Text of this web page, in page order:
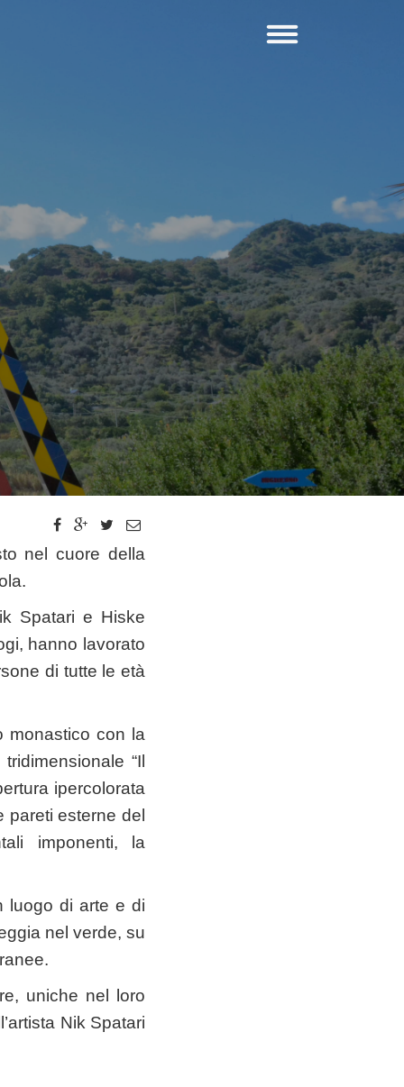
nel cuore della
Spatari e Hiske
hanno lavorato
di tutte le età
monastico con la
“Il
ipercolorata
pareti esterne del
imponenti, la
luogo di arte e di
nel verde, su
uniche nel loro
Nik Spatari